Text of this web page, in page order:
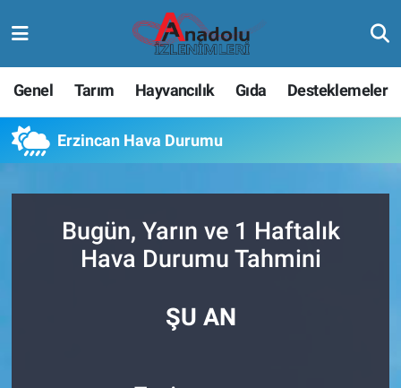
Genel Tarım Hayvancılık Gıda Desteklemeler
Erzincan Hava Durumu
Bugün, Yarın ve 1 Haftalık
Hava Durumu Tahmini
ŞU AN